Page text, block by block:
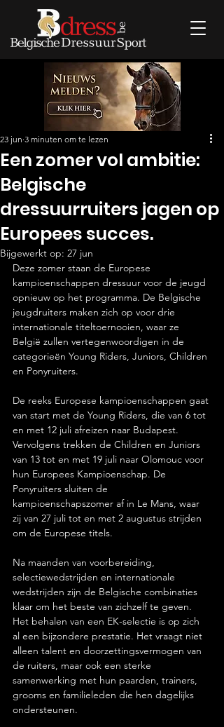
Een zomer vol ambitie:
Belgische
dressuurruiters jagen op
Europees succes.
23 jun 3 minuten om te lezen
Bijgewerkt op: 27 jun
Deze zomer staan de Europese
kampioenschappen dressuur voor de jeugd
opnieuw op het programma. De Belgische
jeugdruiters maken zich op voor drie
internationale titeltoernooien, waar ze
België zullen vertegenwoordigen in de
categorieën Young Riders, Juniors, Children
en Ponyruiters.
De reeks Europese kampioenschappen gaat
van start met de Young Riders, die van 6 tot
en met 12 juli afreizen naar Budapest.
Vervolgens trekken de Children en Juniors
van 13 tot en met 19 juli naar Olomouc voor
hun Europees Kampioenschap. De
Ponyruiters sluiten de
kampioenschapszomer af in Le Mans, waar
zij van 27 juli tot en met 2 augustus strijden
om de Europese titels.
Na maanden van voorbereiding,
selectiewedstrijden en internationale
wedstrijden zijn de Belgische combinaties
klaar om het beste van zichzelf te geven.
Het behalen van een EK-selectie is op zich
al een bijzondere prestatie. Het vraagt niet
alleen talent en doorzettingsvermogen van
de ruiters, maar ook een sterke
samenwerking met hun paarden, trainers,
grooms en familieleden die hen dagelijks
ondersteunen.